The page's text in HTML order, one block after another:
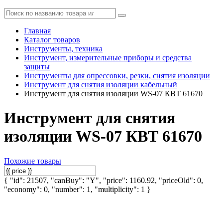
Главная
Каталог товаров
Инструменты, техника
Инструмент, измерительные приборы и средства
защиты
Инструменты для опрессовки, резки, снятия изоляции
Инструмент для снятия изоляции кабельный
Инструмент для снятия изоляции WS-07 КВТ 61670
Инструмент для снятия
изоляции WS-07 КВТ 61670
Похожие товары
{ "id": 21507, "canBuy": "Y", "price": 1160.92, "priceOld": 0,
"economy": 0, "number": 1, "multiplicity": 1 }